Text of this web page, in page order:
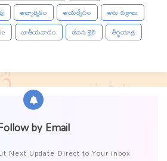
ఆధ్యాత్మికం ఆయర్వేదం
ఆరు చక్రాలు
జాతీయవాదం జీవన శైలి
తీర్థయాత్ర
by Email
Next Update Direct to Your inbox